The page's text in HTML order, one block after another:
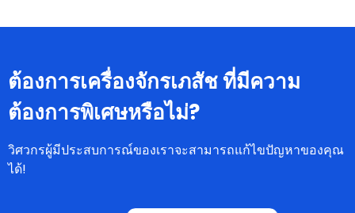
ต้องการเครื่องจักรเภสัช ที่มีความ
ต้องการพิเศษหรือไม่?
วิศวกรผู้มีประสบการณ์ของเราจะสามารถแก้ไขปัญหาของคุณ
ได้!